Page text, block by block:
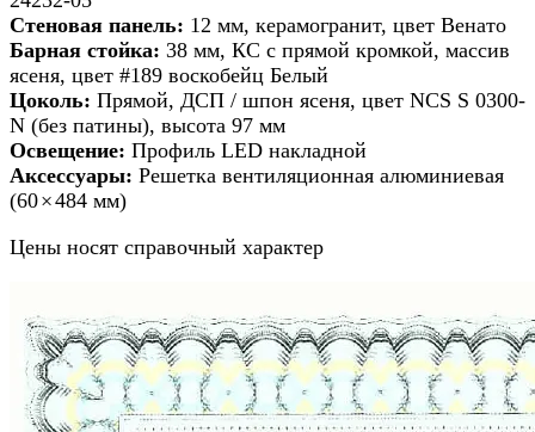
Стеновая панель: 12 мм, керамогранит, цвет Венато
Барная стойка: 38 мм, КС с прямой кромкой, массив
ясеня, цвет #189 воскобейц Белый
Цоколь: Прямой, ДСП / шпон ясеня, цвет NCS S 0300-
N (без патины), высота 97 мм
Освещение: Профиль LED накладной
Аксессуары: Решетка вентиляционная алюминиевая
(60 × 484 мм)
Цены носят справочный характер